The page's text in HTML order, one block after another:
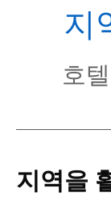
지
호
지역을